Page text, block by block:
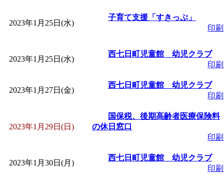
2023年1月25日(水)
子育て支援「すきっぷ」
印刷
2023年1月25日(水)
西七日町児童館 幼児クラブ
印刷
2023年1月27日(金)
西七日町児童館 幼児クラブ
印刷
2023年1月29日(日)
国保税、後期高齢者医療保険料
の休日窓口
印刷
2023年1月30日(月)
西七日町児童館 幼児クラブ
印刷